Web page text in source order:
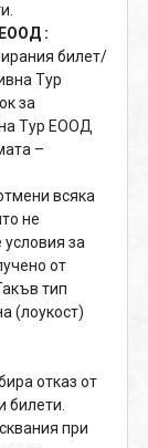
:
билет/
Тур
за
Тур ЕООД
–
всяка
не
за
от
тип
(лоукост)
отказ от
билети.
при